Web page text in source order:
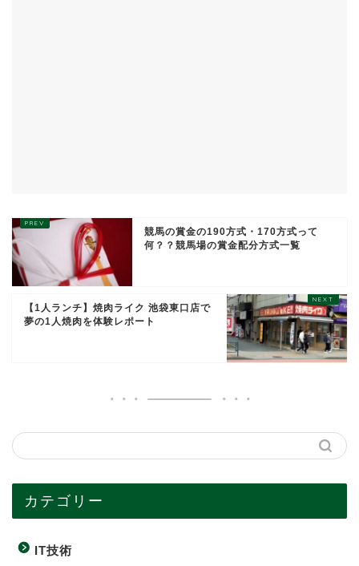
競馬の賞金の190方式・170方式って
何？？競馬場の賞金配分方式一覧
【1人ランチ】焼肉ライク 池袋東口店で
夢の1人焼肉を体験レポート
カテゴリー
IT技術